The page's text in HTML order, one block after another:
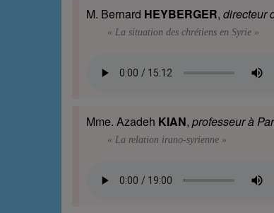
M. Bernard HEYBERGER, directeur
« La situation des chrétiens en Syrie »
Mme. Azadeh KIAN, professeur à
« La relation irano-syrienne »